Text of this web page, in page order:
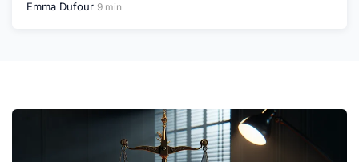
Emma Dufour 9 min